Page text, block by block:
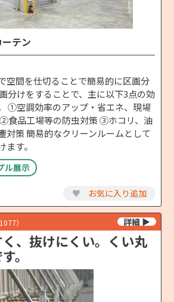
テン
空間を仕切ることで簡易的に区画分
分けをすることで、主に以下3点の効
①空調効率のアップ・省エネ、現場
食品工場等の防虫対策 ③ホコリ、油
対策 簡易的なクリーンルームとして
す。
ル展示
♥ お気に入り追加
）
、抜けにくい。くい丸
。